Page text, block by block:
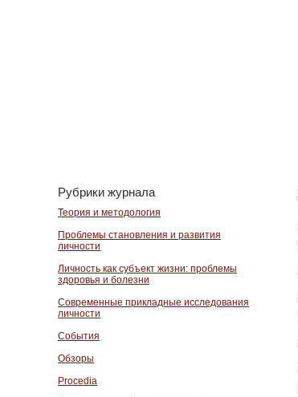
Рубрики журнала
Теория и методология
Проблемы становления и развития
личности
Личность как субъект жизни: проблемы
здоровья и болезни
Современные прикладные исследования
личности
События
Обзоры
Procedia